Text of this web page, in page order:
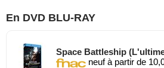
En DVD BLU-RAY
Space Battleship
neuf à partir de